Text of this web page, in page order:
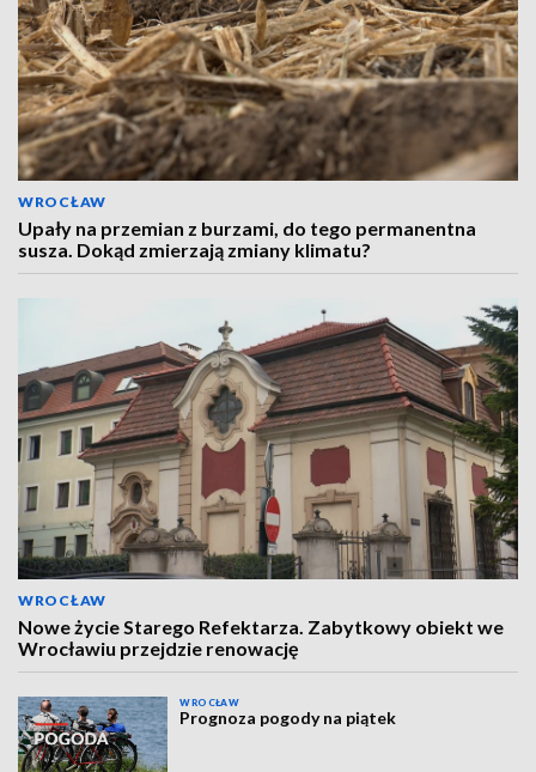
WROCŁAW
Upały na przemian z burzami, do tego permanentna
susza. Dokąd zmierzają zmiany klimatu?
WROCŁAW
Nowe życie Starego Refektarza. Zabytkowy obiekt we
Wrocławiu przejdzie renowację
WROCŁAW
Prognoza pogody na piątek